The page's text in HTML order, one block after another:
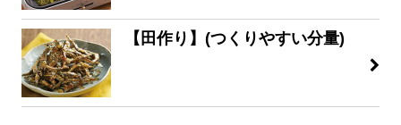
【田作り】(つくりやすい分量)